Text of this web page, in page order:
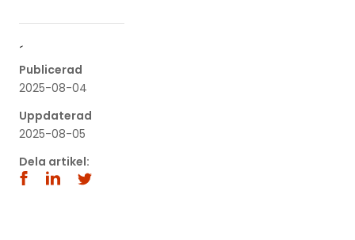
´
Publicerad
2025-08-04
Uppdaterad
2025-08-05
Dela artikel: